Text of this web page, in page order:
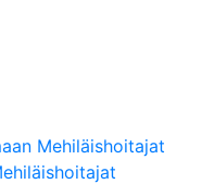
Mehiläishoitajat